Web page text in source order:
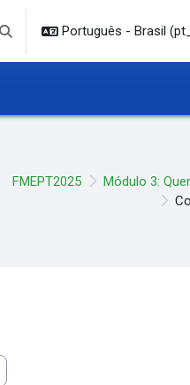
Alternar entrada de pesquisa
Português - Brasil
FMEPT2025
Módulo 3: